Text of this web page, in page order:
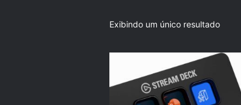
Exibindo um único resultado